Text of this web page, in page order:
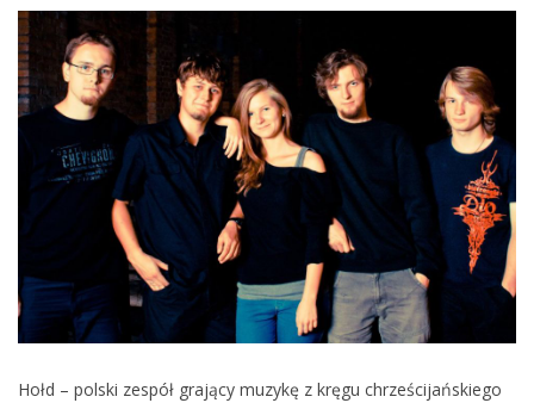
Hołd – polski zespół grający muzykę z kręgu chrześcijańskiego